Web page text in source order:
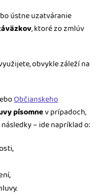
ústne uzatváranie
, ktoré zo zmlúv
obvykle záleží na
Občianskeho
písomnev prípadoch,
– ide napríklad o: